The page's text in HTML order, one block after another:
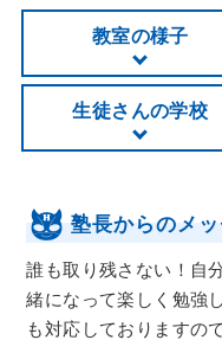
教室の様子
生徒さんの学校
塾長からのメ
誰も取り残さない！自
緒になって楽しく勉強
も対応しておりますの